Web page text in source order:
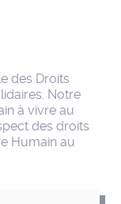
des Droits
Notre
à vivre au
des droits
Humain au